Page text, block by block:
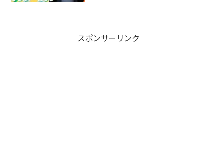
スポンサーリンク